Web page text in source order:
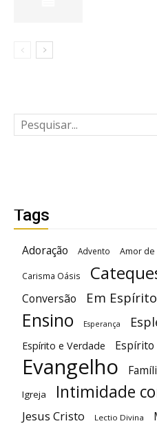
Tags
Adoração Advento Amor de
Carisma Oásis
Conversão Em
Ensino Esperança
Espírito e Verdade Espírito
Evangelho
Igreja Intimidade
Jesus Cristo Lectio Divina